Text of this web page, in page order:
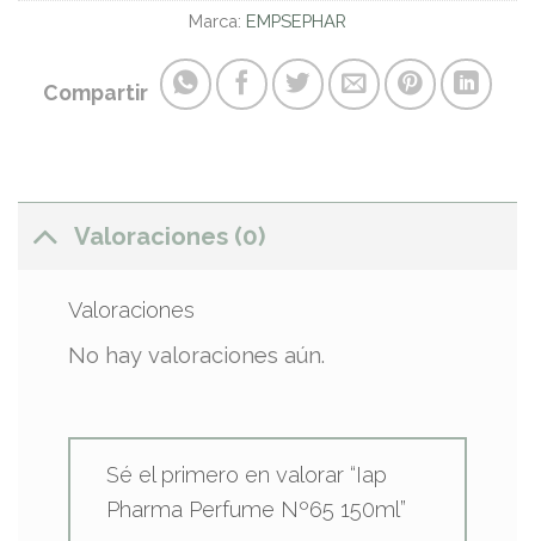
Marca: EMPSEPHAR
Compartir
Valoraciones (0)
Valoraciones
No hay valoraciones aún.
Sé el primero en valorar “Iap
Pharma Perfume Nº65 150ml”